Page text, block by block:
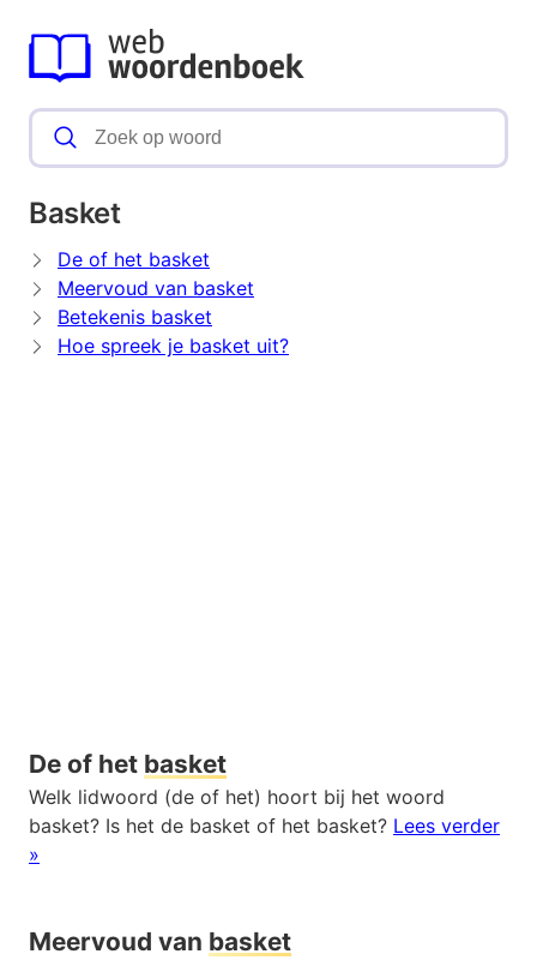
Basket
De of het basket
Meervoud van basket
Betekenis basket
Hoe spreek je basket uit?
De of het basket
Welk lidwoord (de of het) hoort bij het woord
basket? Is het de basket of het basket? Lees verder
»
Meervoud van basket